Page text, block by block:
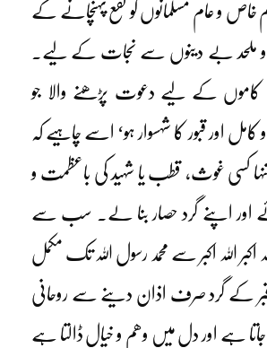
خاص و عام مسلمانوں کو نفع پہنچانے کے
و ملحد بے دینوں سے نجات کے لیے۔
کاموں کے لیے دعوت پڑھنے والا جو
اور قبور کا شہسوار ہو‘ اسے چاہیے کہ
کسی غوث، قطب یا شہید کی باعظمت و
اور اپنے گرد حصار بنا لے۔ سب سے
اکبر اللہ اکبر سے محمد رسول اللہ تک مکمل
کے گرد صرف اذان دینے سے روحانی
جاتا ہے اور دل میں وھم و خیال ڈالتا ہے